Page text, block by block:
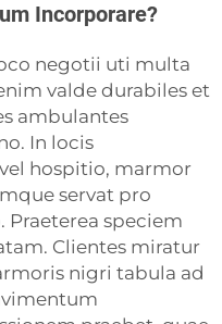
Incorporare?
negotii uti multa
valde durabiles et
ambulantes
In locis
hospitio, marmor
servat pro
speciem
Clientes miratur
nigri tabula ad